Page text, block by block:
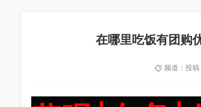
在哪里吃饭有团购
频道： 投稿